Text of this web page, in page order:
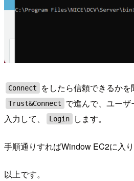
Connect をしたら信頼できるかを
Trust&Connect
で進んで、ユー
入力して、
Login します。
手順通りすればWindow EC2に入り
以上です。